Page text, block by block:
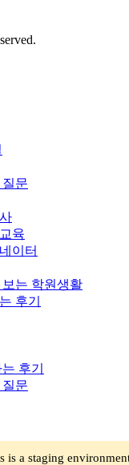
문
육
이터
는 학원생활
후기
후기
문
is a staging